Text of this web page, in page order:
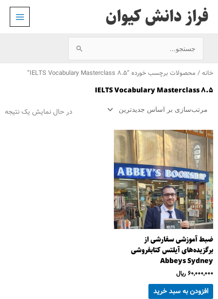
فراز دانش کیوان
جستجو
برای:
خانه / محصولات برچسب خورده “IELTS Vocabulary Masterclass 8.5”
IELTS Vocabulary Masterclass 8.5
در حال نمایش یک نتیجه
ضبط آموزشی سفارشی از
برگزیده‌های آیلتس کتابفروشی
Abbeys Sydney
60,000,000 ﷼
افزودن به سبد خرید